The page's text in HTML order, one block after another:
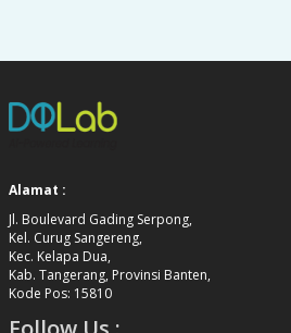
Alamat :
Jl. Boulevard Gading Serpong,
Kel. Curug Sangereng,
Kec. Kelapa Dua,
Kab. Tangerang, Provinsi Banten,
Kode Pos: 15810